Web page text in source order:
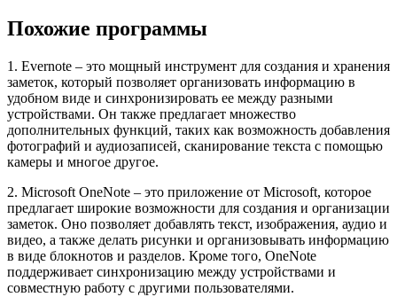
Похожие программы
1. Evernote – это мощный инструмент для создания и хранения
заметок, который позволяет организовать информацию в
удобном виде и синхронизировать ее между разными
устройствами. Он также предлагает множество
дополнительных функций, таких как возможность добавления
фотографий и аудиозаписей, сканирование текста с помощью
камеры и многое другое.
2. Microsoft OneNote – это приложение от Microsoft, которое
предлагает широкие возможности для создания и организации
заметок. Оно позволяет добавлять текст, изображения, аудио и
видео, а также делать рисунки и организовывать информацию
в виде блокнотов и разделов. Кроме того, OneNote
поддерживает синхронизацию между устройствами и
совместную работу с другими пользователями.